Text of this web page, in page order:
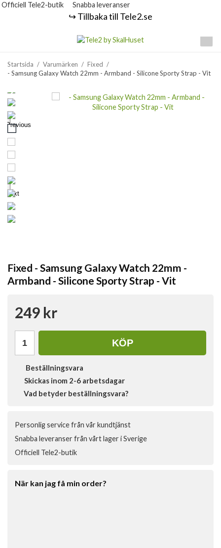
Officiell Tele2-butik Snabba leveranser
↪️ Tillbaka till Tele2.se
Startsida / Varumärken / Fixed /
- Samsung Galaxy Watch 22mm - Armband - Silicone Sporty Strap - Vit
Previous
Next
Fixed - Samsung Galaxy Watch 22mm -
Armband - Silicone Sporty Strap - Vit
249 kr
KÖP
Beställningsvara
Skickas inom 2-6 arbetsdagar
Vad betyder beställningsvara?
Personlig service från vår kundtjänst
Snabba leveranser från vårt lager i Sverige
Officiell Tele2-butik
När kan jag få min order?